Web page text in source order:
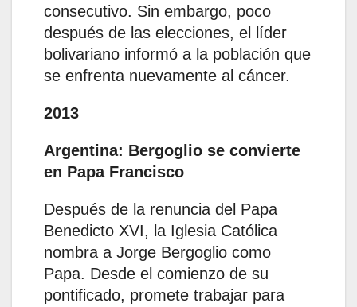
consecutivo. Sin embargo, poco
después de las elecciones, el líder
bolivariano informó a la población que
se enfrenta nuevamente al cáncer.
2013
Argentina: Bergoglio se convierte
en Papa Francisco
Después de la renuncia del Papa
Benedicto XVI, la Iglesia Católica
nombra a Jorge Bergoglio como
Papa. Desde el comienzo de su
pontificado, promete trabajar para